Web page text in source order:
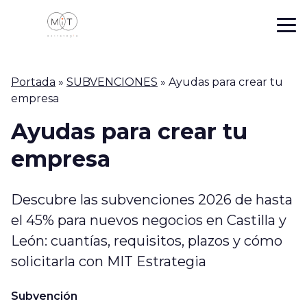
Portada » SUBVENCIONES » Ayudas para crear tu
empresa
Ayudas para crear tu
empresa
Descubre las subvenciones 2026 de hasta
el 45% para nuevos negocios en Castilla y
León: cuantías, requisitos, plazos y cómo
solicitarla con MIT Estrategia
Subvención